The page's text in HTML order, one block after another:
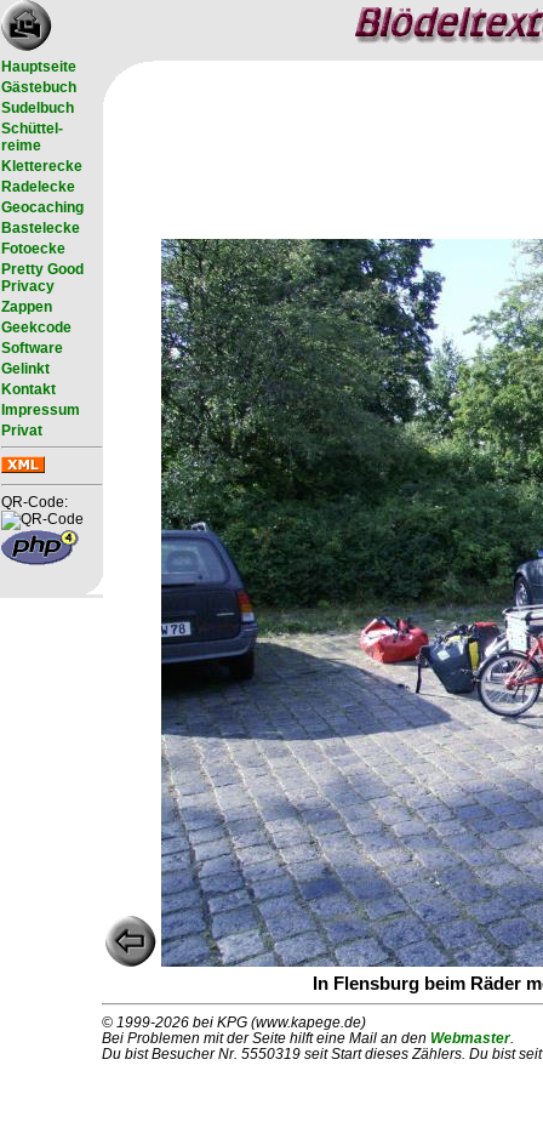
Hauptseite
Gästebuch
Sudelbuch
Schüttel-
reime
Kletterecke
Radelecke
Geocaching
Bastelecke
Fotoecke
Pretty Good
Privacy
Zappen
Geekcode
Software
Gelinkt
Kontakt
Impressum
Privat
QR-Code:
In Flensburg beim Räder
© 1999-2026 bei KPG (www.kapege.de)
Bei Problemen mit der Seite hilft eine Mail an den Webmaster.
Du bist Besucher Nr. 5550319 seit Start dieses Zählers. Du bist